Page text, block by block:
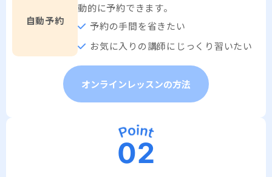
自動予約
動的に予約できます。
予約の手間を省きたい
お気に入りの講師にじっくり習いたい
オンラインレッスンの方法
02